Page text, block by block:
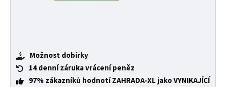
Možnost dobírky
14 denní záruka vrácení peněz
97% zákazníků hodnotí ZAHRADA-XL jako VYNIKAJÍCÍ